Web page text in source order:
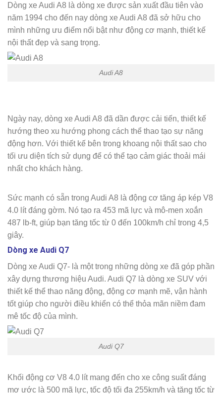
Dòng xe Audi A8 là dòng xe được sản xuất đầu tiên vào
năm 1994 cho đến nay dòng xe Audi A8 đã sở hữu cho
mình những ưu điểm nổi bật như động cơ mạnh, thiết kế
nội thất đẹp và sang trọng.
Audi A8
Ngày nay, dòng xe Audi A8 đã dần được cải tiến, thiết kế
hướng theo xu hướng phong cách thể thao tạo sự năng
động hơn. Với thiết kế bên trong khoang nội thất sao cho
tối ưu diện tích sử dụng để có thể tạo cảm giác thoải mái
nhất cho khách hàng.
Sức mạnh có sẵn trong Audi A8 là động cơ tăng áp kép V8
4.0 lít đáng gờm. Nó tạo ra 453 mã lực và mô-men xoắn
487 lb-ft, giúp bạn tăng tốc từ 0 đến 100km/h chỉ trong 4,5
giây.
Dòng xe Audi Q7
Dòng xe Audi Q7- là một trong những dòng xe đã góp phần
xây dựng thương hiệu Audi. Audi Q7 là dòng xe SUV với
thiết kế thể thao năng động, động cơ mạnh mẽ, vận hành
tốt giúp cho người điều khiển có thể thỏa mãn niềm đam
mê tốc độ của mình.
Audi Q7
Khối động cơ V8 4.0 lít mang đến cho xe công suất đáng
mơ ước là 500 mã lực, tốc độ tối đa 255km/h và tăng tốc từ